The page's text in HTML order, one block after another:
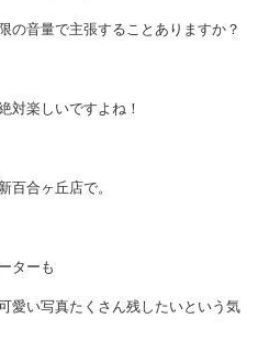
の音量で主張することありますか？
対楽しいですよね！
百合ヶ丘店で。
ターも
愛い写真たくさん残したいという気